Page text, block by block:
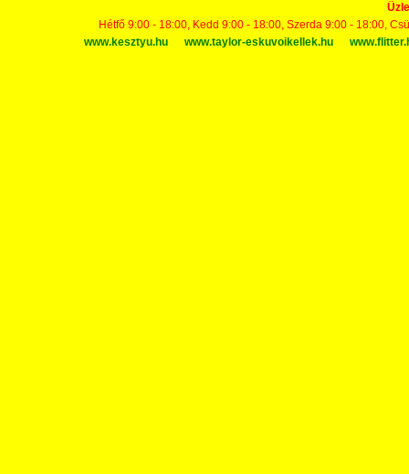
Hétfő 9:00 - 18:00, Kedd 9:00 - 18:00, Szerda 9:00 - 18:00,
www.kesztyu.hu
www.taylor-eskuvoikellek.hu